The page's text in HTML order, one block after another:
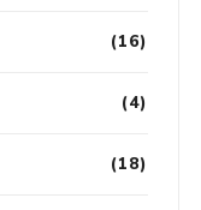
(16)
(4)
(18)